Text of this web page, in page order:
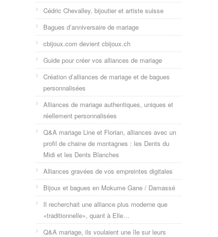
Cédric Chevalley, bijoutier et artiste suisse
Bagues d’anniversaire de mariage
cbijoux.com devient cbijoux.ch
Guide pour créer vos alliances de mariage
Création d’alliances de mariage et de bagues
personnalisées
Alliances de mariage authentiques, uniques et
réellement personnalisées
Q&A mariage Line et Florian, alliances avec un
profil de chaine de montagnes : les Dents du
Midi et les Dents Blanches
Alliances gravées de vos empreintes digitales
Bijoux et bagues en Mokume Gane / Damassé
Il recherchait une alliance plus moderne que
«traditionnelle», quant à Elle…
Q&A mariage, ils voulaient une île sur leurs